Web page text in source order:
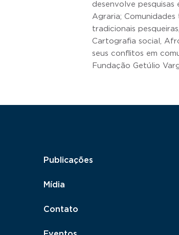
desenvolve pesquisas
Agraria; Comunidades
tradicionais
Cartografia social,
seus conflitos em
Fundação Getúlio
Publicações
Mídia
Contato